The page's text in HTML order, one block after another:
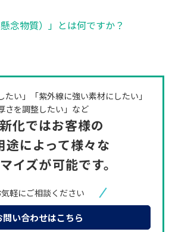
懸念物質）」とは何ですか？
たい」「紫外線に強い素材にしたい」
さを調整したい」など
化ではお客様の
途によって様々な
イズが可能です。
気軽にご相談ください
問い合わせはこちら